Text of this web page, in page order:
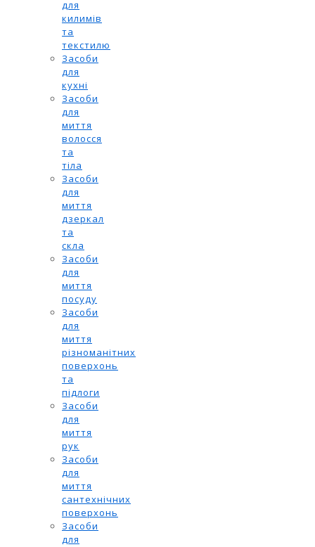
для
килимів
та
текстилю
Засоби
для
кухні
Засоби
для
миття
волосся
та
тіла
Засоби
для
миття
дзеркал
та
скла
Засоби
для
миття
посуду
Засоби
для
миття
різноманітних
поверхонь
та
підлоги
Засоби
для
миття
рук
Засоби
для
миття
сантехнічних
поверхонь
Засоби
для